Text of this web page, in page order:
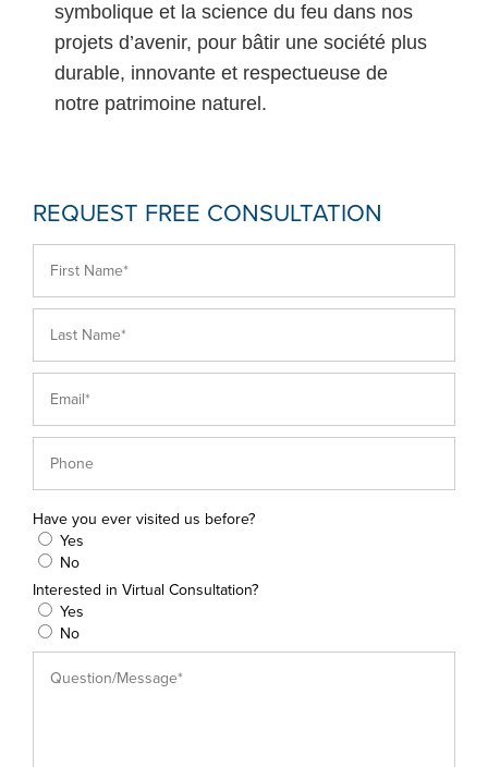
symbolique et la science du feu dans nos
projets d’avenir, pour bâtir une société plus
durable, innovante et respectueuse de
notre patrimoine naturel.
REQUEST FREE CONSULTATION
Have you ever visited us before?
Yes
No
Interested in Virtual Consultation?
Yes
No